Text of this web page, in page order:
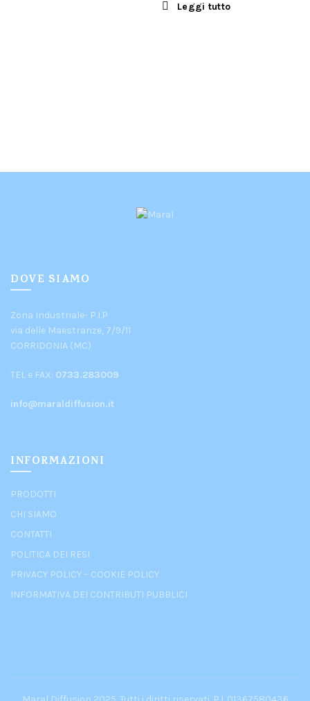
Leggi tutto
DOVE SIAMO
Zona Industriale- P.I.P
via delle Maestranze, 7/9/11
CORRIDONIA (MC)
TEL e FAX: 0733.283009
info@maraldiffusion.it
INFORMAZIONI
PRODOTTI
CHI SIAMO
CONTATTI
POLITICA DEI RESI
PRIVACY POLICY – COOKIE POLICY
INFORMATIVA DEI CONTRIBUTI PUBBLICI